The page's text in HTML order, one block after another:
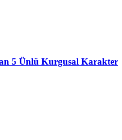
5 Ünlü Kurgusal Karakter